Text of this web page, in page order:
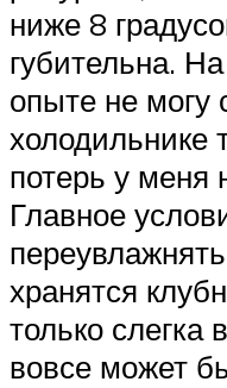
ниже 8
губительна.
опыте не могу
холодильнике
потерь у меня
Главное
хранятся
только слегка
вовсе может